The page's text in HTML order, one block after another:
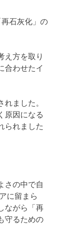
石灰化」の
え方を取り
合わせたイ
ました。
原因になる
られました
さの中で自
に留まら
ながら「再
守るための